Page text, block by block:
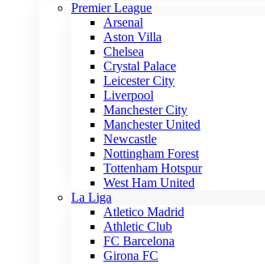
Premier League
Arsenal
Aston Villa
Chelsea
Crystal Palace
Leicester City
Liverpool
Manchester City
Manchester United
Newcastle
Nottingham Forest
Tottenham Hotspur
West Ham United
La Liga
Atletico Madrid
Athletic Club
FC Barcelona
Girona FC